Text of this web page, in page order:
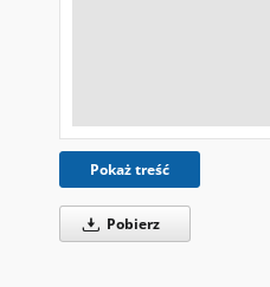
Pokaż treść
Pobierz